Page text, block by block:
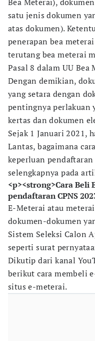
satu jenis dokumen
atas dokumen).
penerapan bea
terutang bea meterai
Pasal 8 dalam UU Bea
Dengan demikian,
yang setara dengan
pentingnya perlakuan
kertas dan dokumen
Sejak 1 Januari 2021,
Lantas, bagaimana
keperluan pendaftaran
selengkapnya pada
<p><strong>Cara
pendaftaran CPNS
E-Meterai atau
dokumen-dokumen
Sistem Seleksi Calon
seperti surat
Dikutip dari kanal
berikut cara membeli
situs e-meterai.